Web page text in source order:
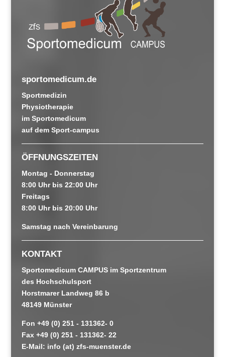
sportomedicum.de
Sportmedizin
Physiotherapie
im Sportomedicum
auf dem Sport-campus
ÖFFNUNGSZEITEN
Montag - Donnerstag
8:00 Uhr bis 22:00 Uhr
Freitags
8:00 Uhr bis 20:00 Uhr
Samstag nach Vereinbarung
KONTAKT
Sportomedicum CAMPUS im Sportzentrum
des Hochschulsport
Horstmarer Landweg 86 b
48149 Münster
Fon +49 (0) 251 - 131362- 0
Fax +49 (0) 251 - 131362- 22
E-Mail: info (at) zfs-muenster.de